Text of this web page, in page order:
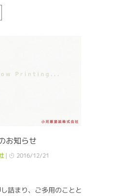
お知らせ
| 2016/12/21
詰まり、ご多用のことと